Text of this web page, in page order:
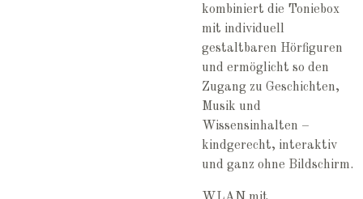
kombiniert die Toniebox
mit individuell
gestaltbaren Hörfiguren
und ermöglicht so den
Zugang zu Geschichten,
Musik und
Wissensinhalten –
kindgerecht, interaktiv
und ganz ohne Bildschirm.